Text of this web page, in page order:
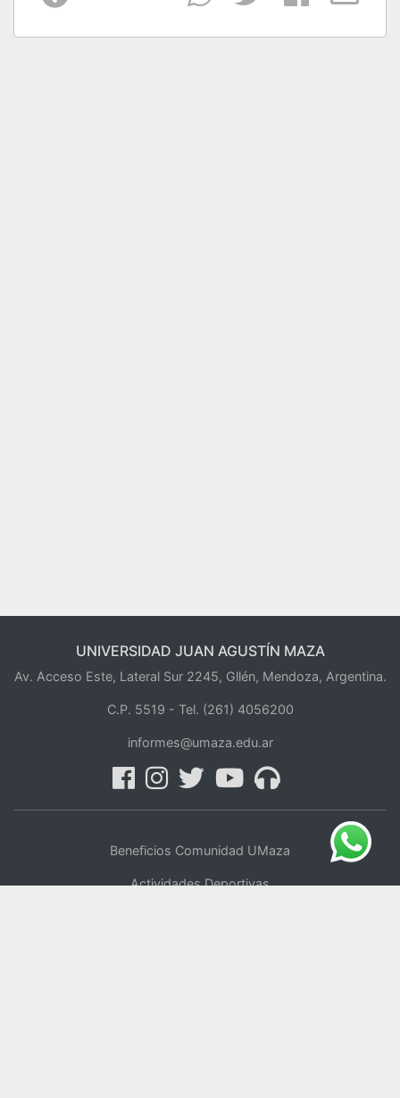
UNIVERSIDAD JUAN AGUSTÍN MAZA
Av. Acceso Este, Lateral Sur 2245, Gllén, Mendoza, Argentina.
C.P. 5519 - Tel. (261) 4056200
informes@umaza.edu.ar
Beneficios Comunidad UMaza
Actividades Deportivas